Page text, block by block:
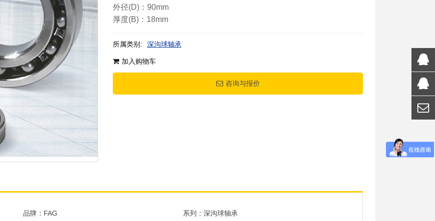
外径(D)：90mm
厚度(B)：18mm
所属类别: 深沟球轴承
加入购物车
咨询与报价
品牌：FAG
系列：深沟球轴承